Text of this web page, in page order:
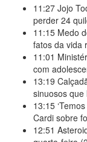
11:27 Jojo
perder 24
11:15 Medo
fatos da vida
11:01
com
13:19
sinuosos
13:15
Cardi sobre
12:51